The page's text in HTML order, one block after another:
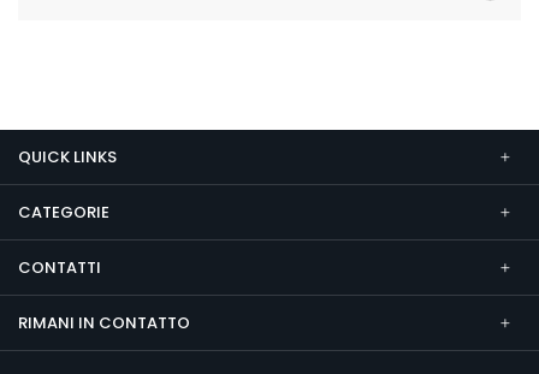
QUICK LINKS
CATEGORIE
CONTATTI
RIMANI IN CONTATTO